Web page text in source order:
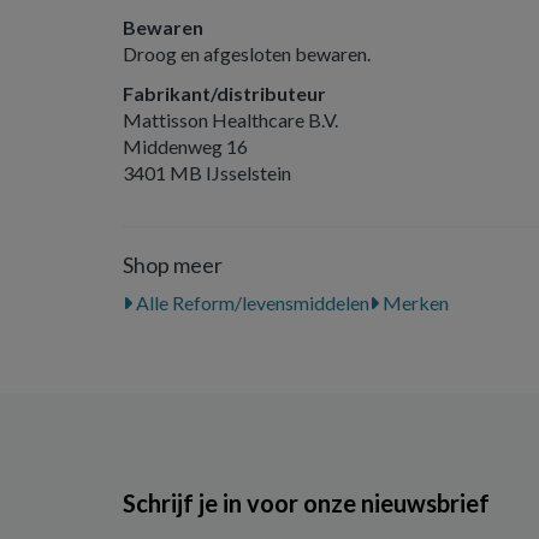
Bewaren
Droog en afgesloten bewaren.
Fabrikant/distributeur
Mattisson Healthcare B.V.
Middenweg 16
3401 MB IJsselstein
Shop meer
Alle Reform/levensmiddelen Merken
Schrijf je in voor onze nieuwsbrief